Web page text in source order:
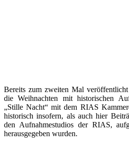
Bereits zum zweiten Mal
die Weihnachten mit historischen
„Stille Nacht“ mit dem RIAS
historisch insofern, als auch hier
den Aufnahmestudios der RIAS,
herausgegeben wurden.